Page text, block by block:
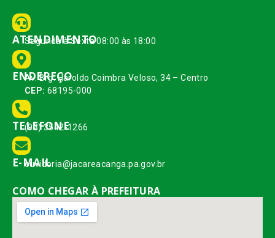
ATENDIMENTO
Segunda à Sexta 08:00 às 18:00
ENDEREÇO
Av. Brg. Haroldo Coimbra Veloso, 34 – Centro
CEP: 68195-000
TELEFONE
(93) 3542-1266
E-MAIL
ouvidoria@jacareacanga.pa.gov.br
COMO CHEGAR À PREFEITURA